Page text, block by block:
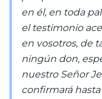
en él, en toda
el testimonio
en vosotros, de
ningún don,
nuestro Señor
confirmará